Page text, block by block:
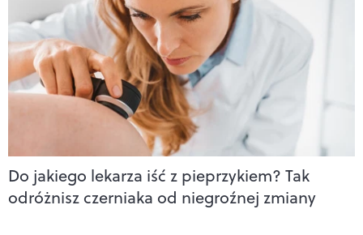
Do jakiego lekarza iść z pieprzykiem? Tak
odróżnisz czerniaka od niegroźnej zmiany